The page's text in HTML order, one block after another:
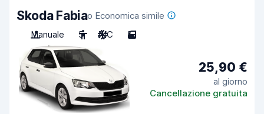
Skoda Fabiao Economica simile
Manuale
5 A/C 5
25,90 €
al giorno
Cancellazione gratuita